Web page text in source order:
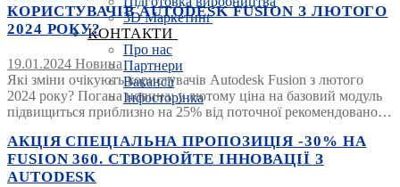
3D Маркетинг
КОНТАКТИ
Про нас
Партнери
Вакансії
Інфосторінка
КОРИСТУВАЧІВ AUTODESK FUSION З ЛЮТОГО
2024 РОКУ?
19.01.2024 Новина
Які зміни очікують користувачів Autodesk Fusion з лютого
2024 року? Погана новина: у лютому ціна на базовий модуль
підвищиться приблизно на 25% від поточної рекомендовано…
АКЦІЯ СПЕЦІАЛЬНА ПРОПОЗИЦІЯ -30% НА
FUSION 360. СТВОРЮЙТЕ ІННОВАЦІЇ З
AUTODESK